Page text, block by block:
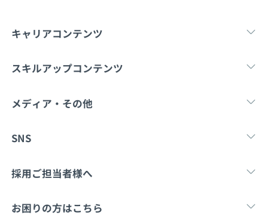
キャリアコンテンツ
転職・キャリア 新卒就
スキルアップコンテンツ
学習 マンガ・ゲーム
メディア・その他
Tech Team Journal note
SNS
X
採用ご担当者様へ
採用・教育をお考えの企業様へ 中途求人掲載はこ
お困りの方はこちら